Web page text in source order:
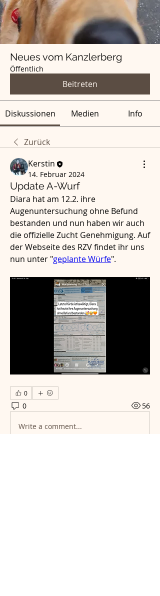
Neues vom Kanzlerberg
Öffentlich
Beitreten
Diskussionen Medien Info
Zurück
Kerstin
14. Februar 2024
Update A-Wurf
Diara hat am 12.2. ihre
Augenuntersuchung ohne Befund
bestanden und nun haben wir auch
die offizielle Zucht Genehmigung. Auf
der Webseite des RZV findet ihr uns
nun unter "geplante Würfe".
0
0 56
Write a comment...